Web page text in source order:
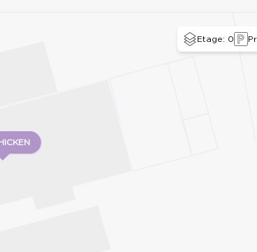
Etage: 0